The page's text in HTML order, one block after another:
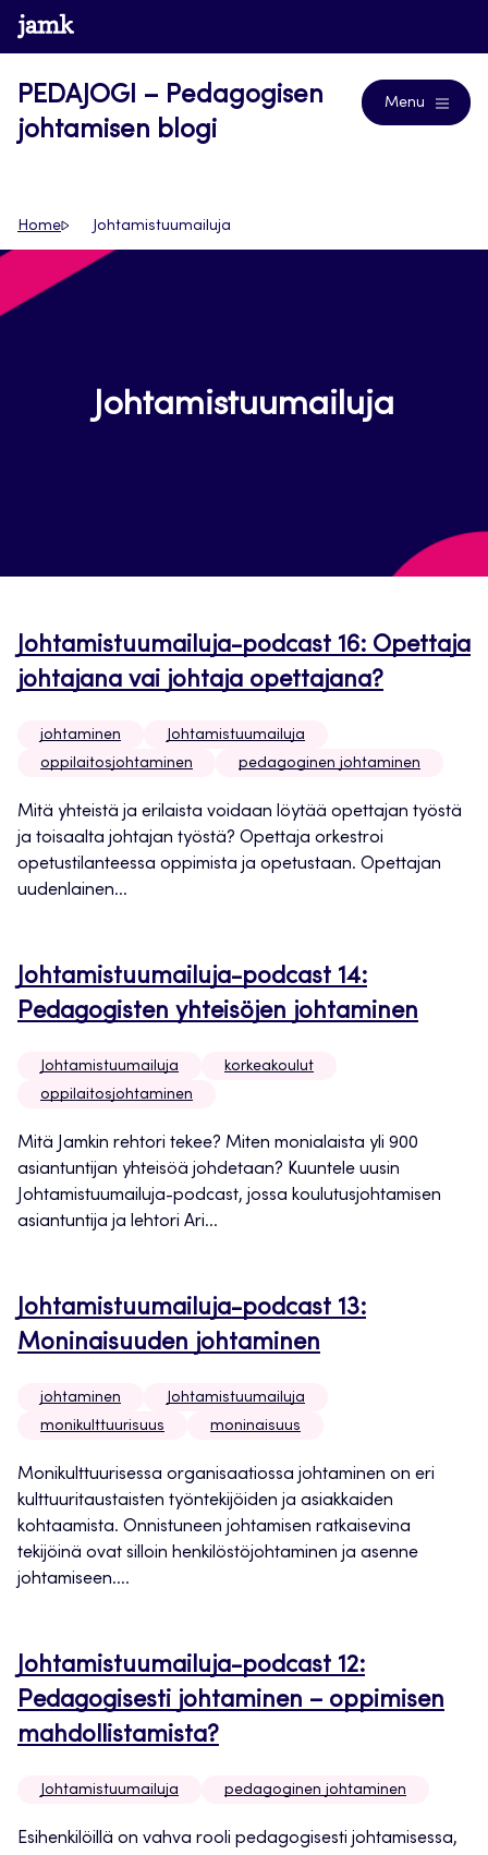
Siirry
suoraan
www.jamk.fi
PEDAJOGI – Pedagogisen
johtamisen blogi
Menu
Home Johtamistuumailuja
Johtamistuumailuja
Johtamistuumailuja-podcast 16: Opettaja
johtajana vai johtaja opettajana?
johtaminen
Johtamistuumailuja
oppilaitosjohtaminen
pedagoginen johtaminen
Mitä yhteistä ja erilaista voidaan löytää opettajan työstä
ja toisaalta johtajan työstä? Opettaja orkestroi
opetustilanteessa oppimista ja opetustaan. Opettajan
uudenlainen...
Johtamistuumailuja-podcast 14:
Pedagogisten yhteisöjen johtaminen
Johtamistuumailuja
korkeakoulut
oppilaitosjohtaminen
Mitä Jamkin rehtori tekee? Miten monialaista yli 900
asiantuntijan yhteisöä johdetaan? Kuuntele uusin
Johtamistuumailuja-podcast, jossa koulutusjohtamisen
asiantuntija ja lehtori Ari...
Johtamistuumailuja-podcast 13:
Moninaisuuden johtaminen
johtaminen
Johtamistuumailuja
monikulttuurisuus
moninaisuus
Monikulttuurisessa organisaatiossa johtaminen on eri
kulttuuritaustaisten työntekijöiden ja asiakkaiden
kohtaamista. Onnistuneen johtamisen ratkaisevina
tekijöinä ovat silloin henkilöstöjohtaminen ja asenne
johtamiseen....
Johtamistuumailuja-podcast 12:
Pedagogisesti johtaminen – oppimisen
mahdollistamista?
Johtamistuumailuja pedagoginen johtaminen
Esihenkilöillä on vahva rooli pedagogisesti johtamisessa,